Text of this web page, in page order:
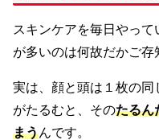
スキンケアを毎日やっ
が多いのは何故だかご存
実は、顔と頭は１枚の
がたるむと、そのたるん
まうんです。